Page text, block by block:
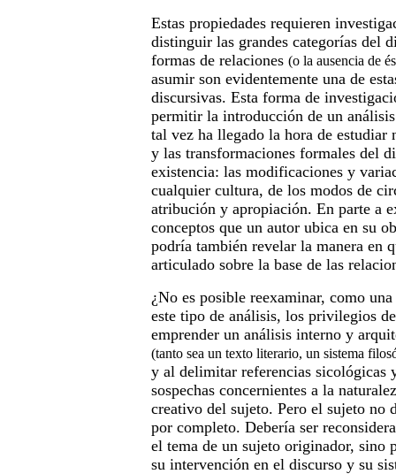
Estas propiedades requieren
distinguir las grandes categorías del
formas de relaciones (o la ausencia de
asumir son evidentemente una de
discursivas. Esta forma de
permitir la introducción de un
tal vez ha llegado la hora de
y las transformaciones formales del
existencia: las modificaciones y
cualquier cultura, de los modos de
atribución y apropiación. En parte a
conceptos que un autor ubica en su
podría también revelar la manera en
articulado sobre la base de las
¿No es posible reexaminar, como
este tipo de análisis, los privilegios
emprender un análisis interno y
(tanto sea un texto literario, un sistema
y al delimitar referencias sicológicas
sospechas concernientes a la
creativo del sujeto. Pero el sujeto no
por completo. Debería ser
el tema de un sujeto originador, sino
su intervención en el discurso y su